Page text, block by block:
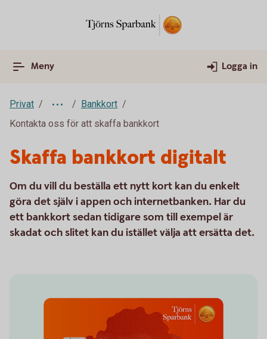
Meny Logga in
Privat
Bankkort
Kontakta oss för att skaffa bankkort
Skaffa bankkort digitalt
Om du vill du beställa ett nytt kort kan du enkelt
göra det själv i appen och internetbanken. Har du
ett bankkort sedan tidigare som till exempel är
skadat och slitet kan du istället välja att ersätta det.